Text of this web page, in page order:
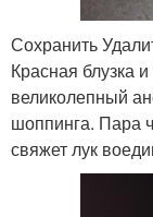
Сохранить
Красная блузка
великолепный
шоппинга. Пара
свяжет лук